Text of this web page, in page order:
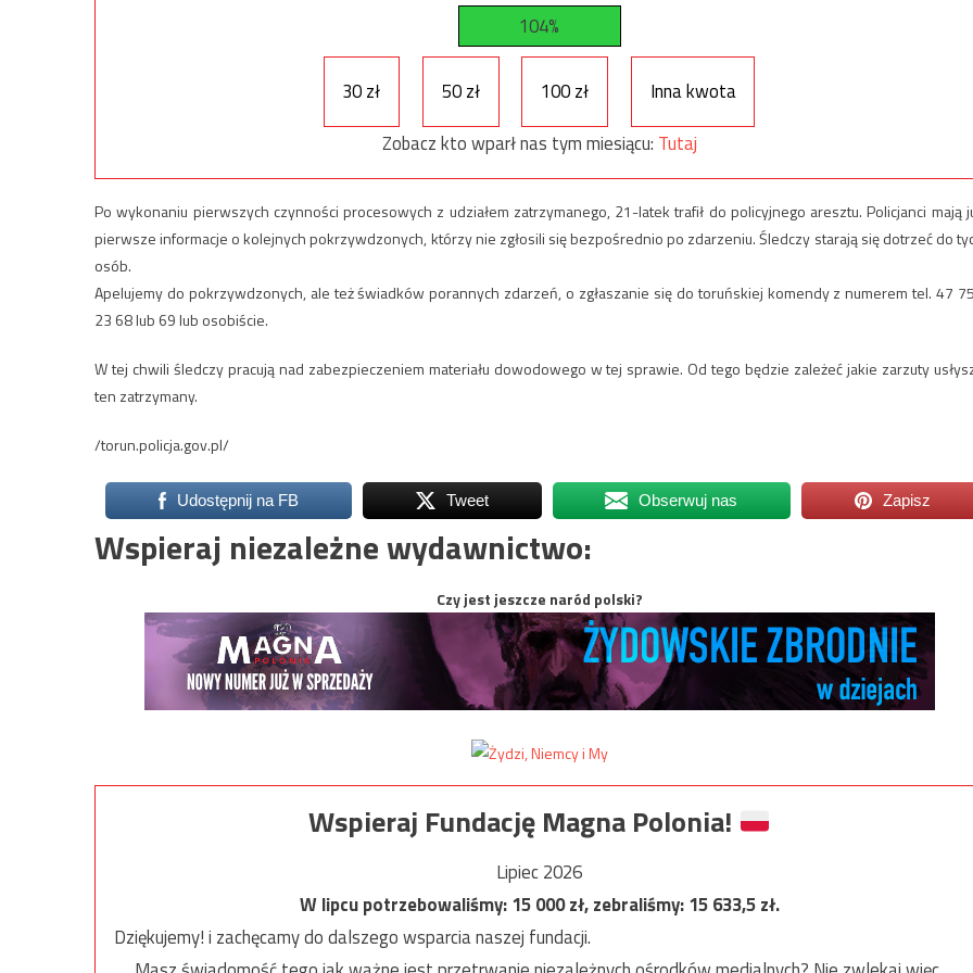
104%
30 zł 50 zł 100 zł
Inna kwota
Zobacz kto wparł nas tym miesiącu: Tutaj
Po wykonaniu pierwszych czynności procesowych z udziałem zatrzymanego, 21-latek trafił do policyjnego aresztu. Policjanci mają
pierwsze informacje o kolejnych pokrzywdzonych, którzy nie zgłosili się bezpośrednio po zdarzeniu. Śledczy starają się dotrzeć do
osób.
Apelujemy do pokrzywdzonych, ale też świadków porannych zdarzeń, o zgłaszanie się do toruńskiej komendy z numerem tel. 47
23 68 lub 69 lub osobiście.
W tej chwili śledczy pracują nad zabezpieczeniem materiału dowodowego w tej sprawie. Od tego będzie zależeć jakie zarzuty
ten zatrzymany.
/torun.policja.gov.pl/
Udostępnij na FB Tweet Obserwuj nas Zapisz
Wspieraj niezależne wydawnictwo:
Czy jest jeszcze naród polski?
Wspieraj Fundację Magna Polonia!
Lipiec 2026
W lipcu potrzebowaliśmy:15 000zł, zebraliśmy:15 633,5zł.
Dziękujemy! i zachęcamy do dalszego wsparcia naszej fundacji.